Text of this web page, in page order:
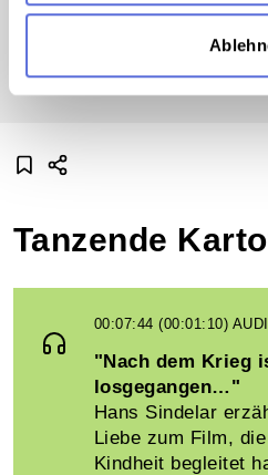
Tanzende
00:07:44 (00:01:10)
"Nach dem Krieg
losgegangen…"
Hans Sindelar
Liebe zum Film,
Kindheit begleitet